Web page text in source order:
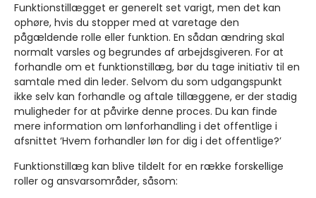
Funktionstillægget er generelt set varigt, men det kan
ophøre, hvis du stopper med at varetage den
pågældende rolle eller funktion. En sådan ændring skal
normalt varsles og begrundes af arbejdsgiveren. For at
forhandle om et funktionstillæg, bør du tage initiativ til en
samtale med din leder. Selvom du som udgangspunkt
ikke selv kan forhandle og aftale tillæggene, er der stadig
muligheder for at påvirke denne proces. Du kan finde
mere information om lønforhandling i det offentlige i
afsnittet ‘Hvem forhandler løn for dig i det offentlige?’
Funktionstillæg kan blive tildelt for en række forskellige
roller og ansvarsområder, såsom: